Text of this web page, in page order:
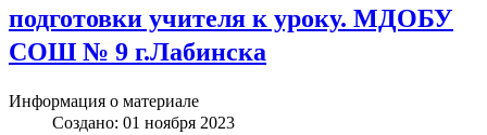
подготовки учителя к уроку. МДОБУ
СОШ № 9 г.Лабинска
Информация о материале
Создано: 01 ноября 2023